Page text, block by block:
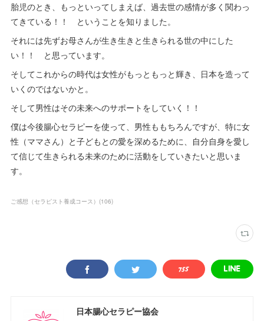
胎児のとき、もっといってしまえば、過去世の感情が多く関わっ
てきている！！ ということを知りました。
それには先ずお母さんが生き生きと生きられる世の中にした
い！！ と思っています。
そしてこれからの時代は女性がもっともっと輝き、日本を造って
いくのではないかと。
そして男性はその未来へのサポートをしていく！！
僕は今後腸心セラピーを使って、男性ももちろんですが、特に女
性（ママさん）と子どもとの愛を深めるために、自分自身を愛し
て信じて生きられる未来のために活動をしていきたいと思いま
す。
ご感想（セラピスト養成コース） (106)
日本腸心セラピー協会